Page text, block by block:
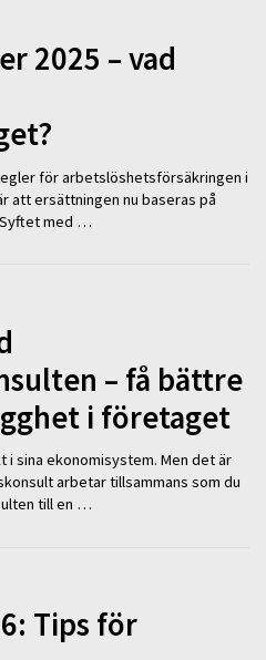
2025 – vad
för arbetslöshetsförsäkringen i
att ersättningen nu baseras på
med …
– få bättre
i företaget
sina ekonomisystem. Men det är
arbetar tillsammans som du
till en …
Tips för